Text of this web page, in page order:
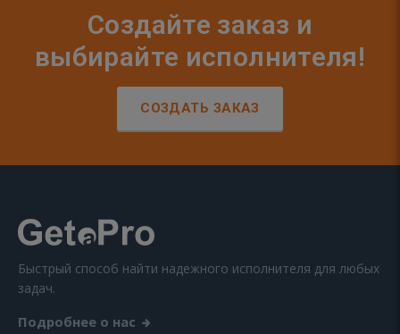
Создайте заказ и
выбирайте исполнителя!
СОЗДАТЬ ЗАКАЗ
Быстрый способ найти надежного исполнителя для любых
задач.
Подробнее о нас